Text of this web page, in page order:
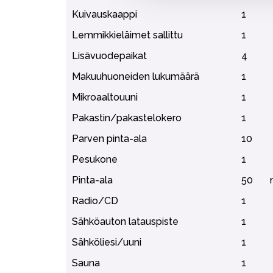
Kuivauskaappi
1
Lemmikkieläimet sallittu
1
Lisävuodepaikat
4
Makuuhuoneiden lukumäärä
1
Mikroaaltouuni
1
Pakastin/pakastelokero
1
Parven pinta-ala
10
Pesukone
1
Pinta-ala
50
Radio/CD
1
Sähköauton latauspiste
1
Sähköliesi/uuni
1
Sauna
1